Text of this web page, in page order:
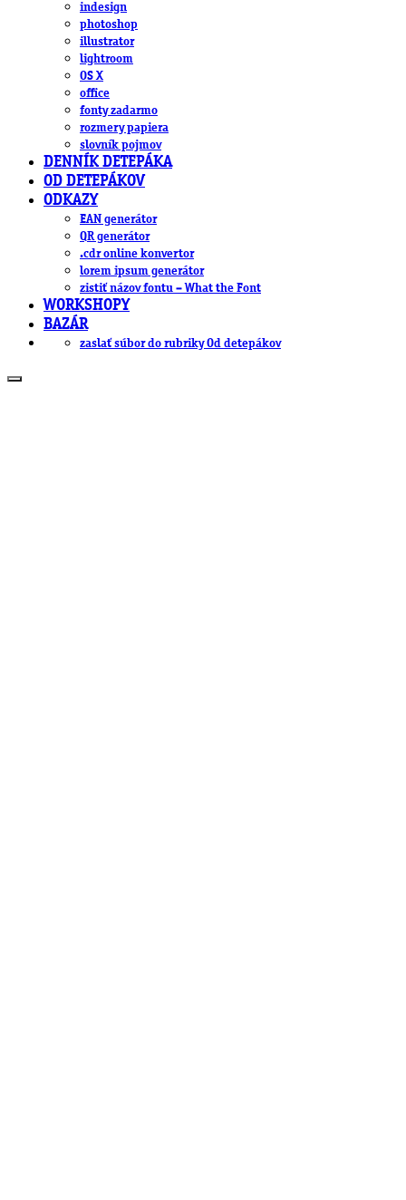
indesign
photoshop
illustrator
lightroom
OS X
office
fonty zadarmo
rozmery papiera
slovník pojmov
DENNÍK DETEPÁKA
OD DETEPÁKOV
ODKAZY
EAN generátor
QR generátor
.cdr online konvertor
lorem ipsum generátor
zistiť názov fontu – What the Font
WORKSHOPY
BAZÁR
zaslať súbor do rubriky Od detepákov